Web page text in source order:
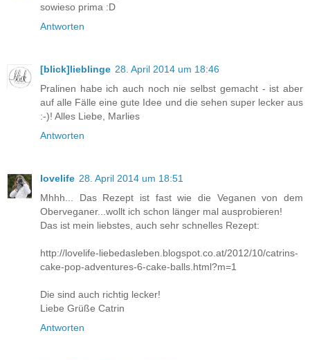
sowieso prima :D
Antworten
[blick]lieblinge 28. April 2014 um 18:46
Pralinen habe ich auch noch nie selbst gemacht - ist aber
auf alle Fälle eine gute Idee und die sehen super lecker aus
:-)! Alles Liebe, Marlies
Antworten
lovelife 28. April 2014 um 18:51
Mhhh... Das Rezept ist fast wie die Veganen von dem
Oberveganer...wollt ich schon länger mal ausprobieren!
Das ist mein liebstes, auch sehr schnelles Rezept:
http://lovelife-liebedasleben.blogspot.co.at/2012/10/catrins-
cake-pop-adventures-6-cake-balls.html?m=1
Die sind auch richtig lecker!
Liebe Grüße Catrin
Antworten